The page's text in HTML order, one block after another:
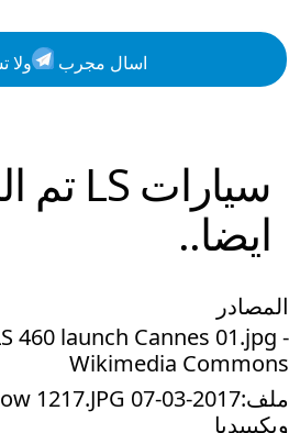
اسال مجرب ولا
سيارات LS تم
ايضا..
المصادر
460 launch Cannes 01.jpg -
Wikimedia Commons
ويكيبيديا